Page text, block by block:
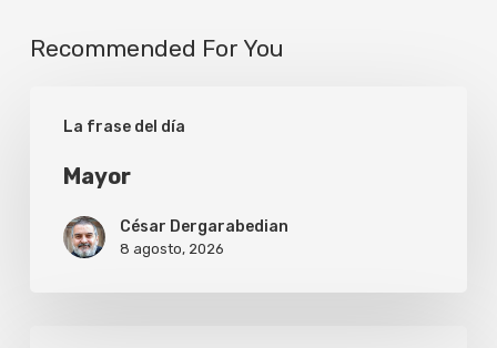
Recommended For You
La frase del día
Mayor
César Dergarabedian
8 agosto, 2026